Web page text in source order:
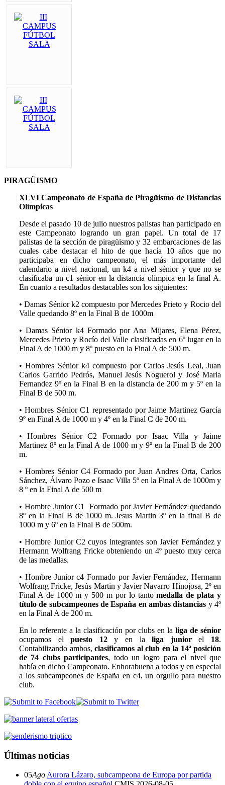
PIRAGÜISMO
XLVI Campeonato de España de Piragüismo de Distancias
Olímpicas
Desde el pasado 10 de julio nuestros palistas han participado en
este Campeonato logrando un gran papel. Un total de 17
palistas de la sección de piragüismo y 32 embarcaciones de las
cuales cabe destacar el hito de que hacía 10 años que no
participaba en dicho campeonato, el más importante del
calendario a nivel nacional, un k4 a nivel sénior y que no se
clasificaba un c1 sénior en la distancia olímpica en la final A.
En cuanto a resultados destacables son los siguientes:
• Damas Sénior k2 compuesto por Mercedes Prieto y Rocio del
Valle quedando 8º en la Final B de 1000m
• Damas Sénior k4 Formado por Ana Mijares, Elena Pérez,
Mercedes Prieto y Rocío del Valle clasificadas en 6º lugar en la
Final A de 1000 m y 8º puesto en la Final A de 500 m.
• Hombres Sénior k4 compuesto por Carlos Jesús Leal, Juan
Carlos Garrido Pedrós, Manuel Jesús Noguerol y José Maria
Fernandez 9º en la Final B en la distancia de 200 m y 5º en la
Final B de 500 m.
• Hombres Sénior C1 representado por Jaime Martinez García
9º en Final A de 1000 m y 4º en la Final C de 200 m.
•
Hombres Sénior C2 Formado por Isaac Villa y Jaime
Martinez 8º en la Final A de 1000 m y 9º en la Final B de 200
m.
• Hombres Sénior C4 Formado por Juan Andres Orta, Carlos
Sánchez, Álvaro Pozo e Isaac Villa 5º en la Final A de 1000m y
8 º en la Final A de 500 m
• Hombre Junior C1 Formado por Javier Fernández quedando
8º en la Final B de 1000 m. Jesus Martin 3º en la final B de
1000 m y 6º en la Final B de 500m.
• Hombre Junior C2 cuyos integrantes son Javier Fernández y
Hermann Wolfrang Fricke obteniendo un 4º puesto muy cerca
de las medallas.
• Hombre Junior c4 Formado por Javier Fernández, Hermann
Wolfrang Fricke, Jesús Martin y Javier Navarro Hinojosa, 2º en
Final A de 1000 m y 500 m por lo tantomedalla de plata y
título de subcampeones de España en ambas distancias y 4º
en la Final A de 200 m.
En lo referente a la clasificación por clubs en la liga de sénior
ocupamos elpuesto 12y en laliga juniorel 18.
Contabilizando ambos, clasificamos al club en la 14ª posición
de 74 clubs participantes, todo un logro para el nivel que
había en dicho Campeonato. Enhorabuena a todos y en especial
a los subcampeones de España en c4, un orgullo para nuestro
club.
Últimas noticias
05Ago Aurora Lázaro, subcampeona de Europa por partida